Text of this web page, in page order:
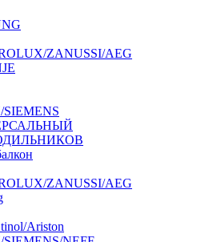
ZANUSSI/AEG
SIEMENS
ZANUSSI/AEG
Ariston